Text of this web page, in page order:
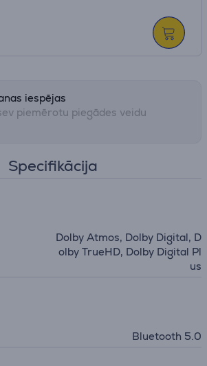
iespējas
piemērotu piegādes veidu
Specifikācija
Dolby Atmos, Dolby Digital, D
olby TrueHD, Dolby Digital Pl
us
Bluetooth 5.0